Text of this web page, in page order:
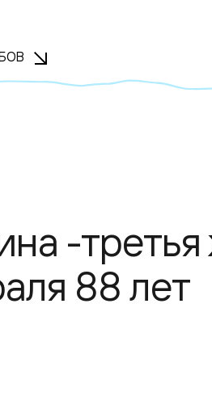
-
88 лет